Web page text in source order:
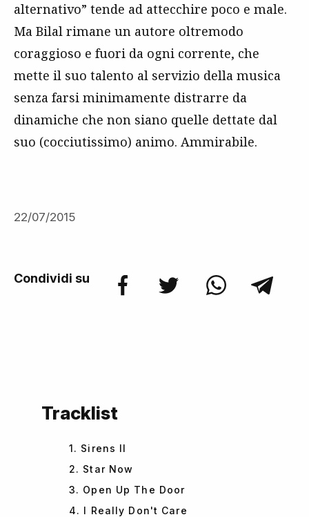
alternativo” tende ad attecchire poco e male.
Ma Bilal rimane un autore oltremodo
coraggioso e fuori da ogni corrente, che
mette il suo talento al servizio della musica
senza farsi minimamente distrarre da
dinamiche che non siano quelle dettate dal
suo (cocciutissimo) animo. Ammirabile.
22/07/2015
Condividi su
Tracklist
1. Sirens II
2. Star Now
3. Open Up The Door
4. I Really Don't Care